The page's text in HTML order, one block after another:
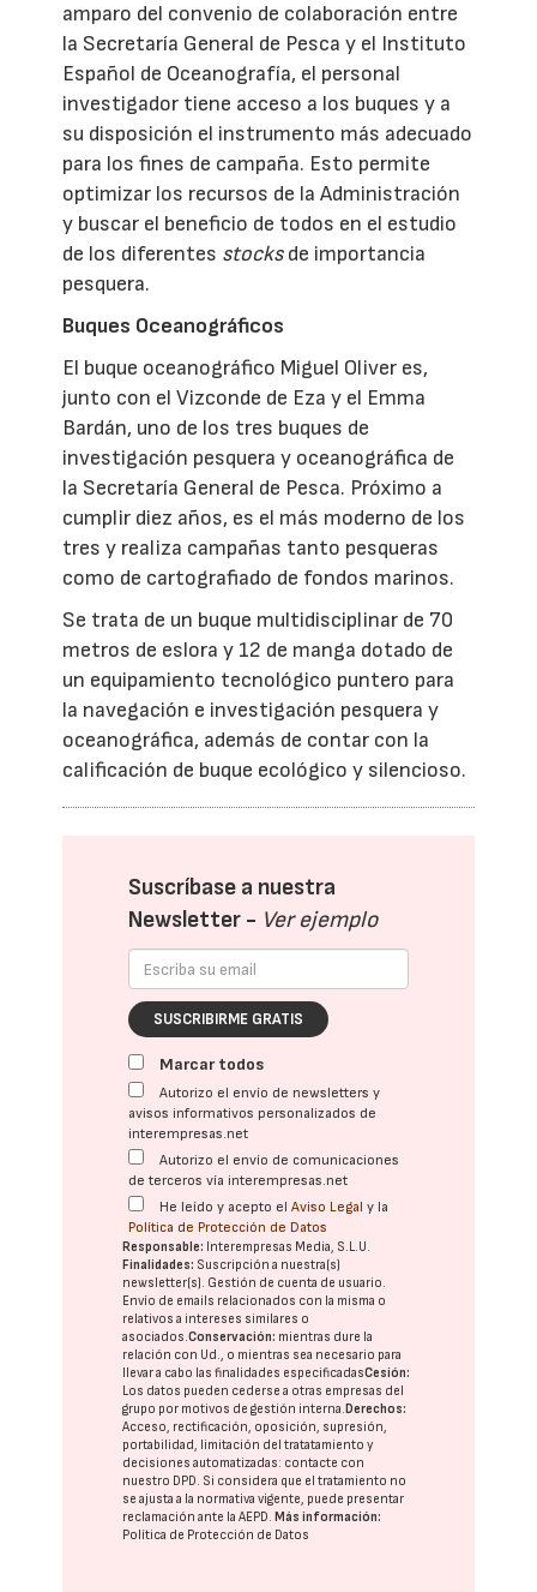
amparo del convenio de colaboración entre
la Secretaría General de Pesca y el Instituto
Español de Oceanografía, el personal
investigador tiene acceso a los buques y a
su disposición el instrumento más adecuado
para los fines de campaña. Esto permite
optimizar los recursos de la Administración
y buscar el beneficio de todos en el estudio
de los diferentes stocksde importancia
pesquera.
Buques Oceanográficos
El buque oceanográfico Miguel Oliver es,
junto con el Vizconde de Eza y el Emma
Bardán, uno de los tres buques de
investigación pesquera y oceanográfica de
la Secretaría General de Pesca. Próximo a
cumplir diez años, es el más moderno de los
tres y realiza campañas tanto pesqueras
como de cartografiado de fondos marinos.
Se trata de un buque multidisciplinar de 70
metros de eslora y 12 de manga dotado de
un equipamiento tecnológico puntero para
la navegación e investigación pesquera y
oceanográfica, además de contar con la
calificación de buque ecológico y silencioso.
Suscríbase a nuestra
Newsletter - Ver ejemplo
SUSCRIBIRME GRATIS
Marcar todos
Autorizo el envío de newsletters y
avisos informativos personalizados de
interempresas.net
Autorizo el envío de comunicaciones
de terceros vía interempresas.net
He leído y acepto elAviso Legal y la
Política de Protección de Datos
Responsable: Interempresas Media, S.L.U.
Finalidades: Suscripción a nuestra(s)
newsletter(s). Gestión de cuenta de usuario.
Envío de emails relacionados con la misma o
relativos a intereses similares o
asociados.Conservación: mientras dure la
relación con Ud., o mientras sea necesario para
llevar a cabo las finalidades especificadasCesión:
Los datos pueden cederse a otras empresas del
grupo por motivos de gestión interna. Derechos:
Acceso, rectificación, oposición, supresión,
portabilidad, limitación del tratatamiento y
decisiones automatizadas: contacte con
nuestro DPD. Si considera que el tratamiento no
se ajusta a la normativa vigente, puede presentar
reclamación ante laAEPD. Más información:
Política de Protección de Datos